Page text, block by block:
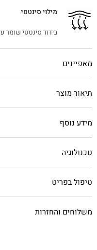
מילוי סינטטי
בידוד סינטטי שומר
מאפיינים
תיאור מוצר
מידע נוסף
טכנולוגיה
טיפול בפריט
משלוחים והחזרות